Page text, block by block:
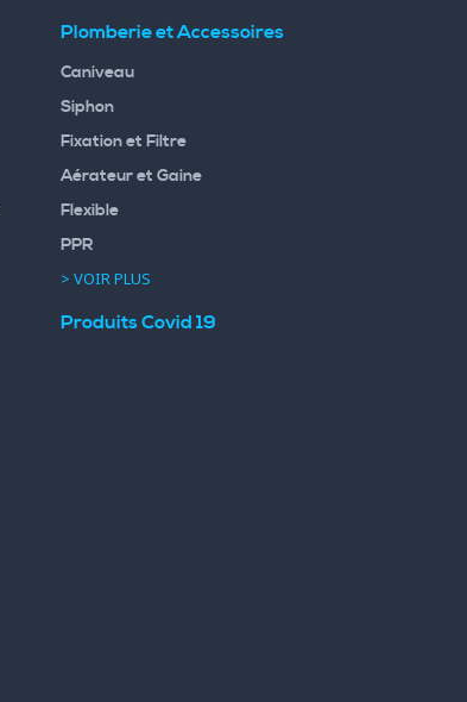
Plomberie et Accessoires
Caniveau
Siphon
Fixation et Filtre
Aérateur et Gaine
Flexible
PPR
> VOIR PLUS
Produits Covid 19